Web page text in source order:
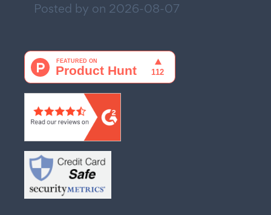
Posted by on 2026-08-07